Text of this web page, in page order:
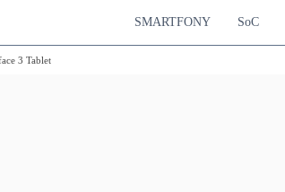
SMARTFONY SoC
3 Tablet